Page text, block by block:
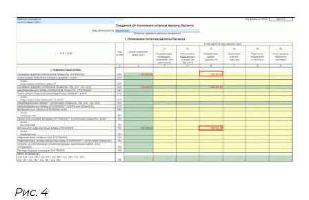
Рис. 4